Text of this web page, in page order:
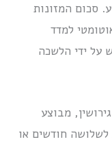
סכום המזונות
למדד
על ידי הלשכה
מבוצע
חודשים או